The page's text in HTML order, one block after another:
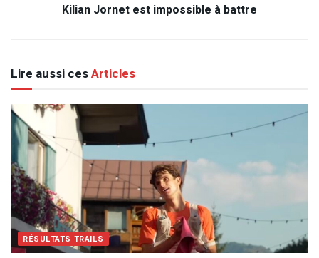
Kilian Jornet est impossible à battre
Lire aussi cesArticles
RÉSULTATS TRAILS